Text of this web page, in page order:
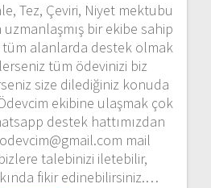
Tez, Çeviri, Niyet mektubu
bir ekibe sahip
tüm alanlarda destek olmak
tüm ödevinizi biz
size dilediğiniz konuda
ekibine ulaşmak çok
destek hattımızdan
mail
talebinizi iletebilir,
fikir edinebilirsiniz.…